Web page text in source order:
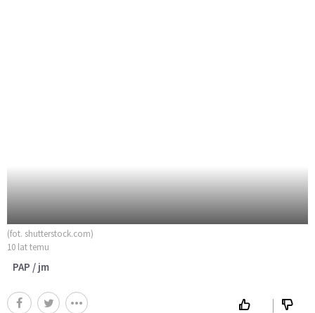
(fot. shutterstock.com)
10 lat temu
PAP / jm